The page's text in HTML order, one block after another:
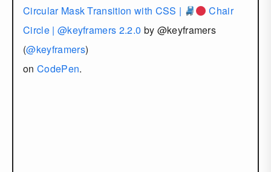
Circular Mask Transition with CSS |
Chair
Circle | @keyframers 2.2.0 by @keyframers
(@keyframers)
on CodePen.